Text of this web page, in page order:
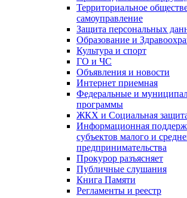
Территориальное
самоуправление
Защита персональных
Образование и
Культура и спорт
ГО и ЧС
Объявления и новости
Интернет приемная
Федеральные и
программы
ЖКХ и Социальная
Информационная
субъектов малого и
предпринимательства
Прокурор разъясняет
Публичные слушания
Книга Памяти
Регламенты и реестр